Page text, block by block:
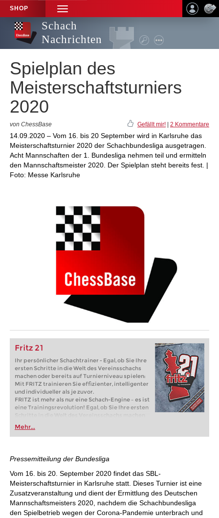
SHOP
TOGGLE
NAVIGATION
Schach
Nachrichten
Spielplan des
Meisterschaftsturniers
2020
von ChessBase Gefällt mir! 2 Kommentare
14.09.2020 – Vom 16. bis 20 September wird in Karlsruhe das
Meisterschaftsturnier 2020 der Schachbundesliga ausgetragen.
Acht Mannschaften der 1. Bundesliga nehmen teil und ermitteln
den Mannschaftsmeister 2020. Der Spielplan steht bereits fest. |
Foto: Messe Karlsruhe
Fritz 21
Ihr persönlicher Schachtrainer - Egal, ob Sie Ihre
ersten Schritte in die Welt des Vereinsschachs
machen oder bereits auf Turnierniveau spielen:
Mit FRITZ trainieren Sie effizienter, intelligenter
und individueller als je zuvor.
FRITZ ist mehr als nur eine Schach-Engine – es ist
eine Trainingsrevolution! Egal, ob Sie Ihre ersten
Schritte in die Welt des Vereinsschachs machen
oder bereits auf Turnierniveau spielen: Mit
FRITZ trainieren Sie effizienter, intelligenter und
individueller als je zuvor.
Mehr...
Pressemitteilung der Bundesliga
Vom 16. bis 20. September 2020 findet das SBL-
Meisterschaftsturnier in Karlsruhe statt. Dieses Turnier ist eine
Zusatzveranstaltung und dient der Ermittlung des Deutschen
Mannschaftsmeisters 2020, nachdem die Schachbundesliga
den Spielbetrieb wegen der Corona-Pandemie unterbrach und